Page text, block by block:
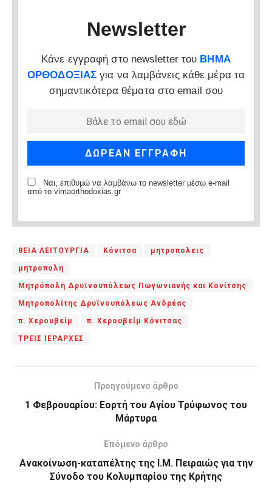
Newsletter
Κάνε εγγραφή στο newsletter του ΒΗΜΑ
ΟΡΘΟΔΟΞΙΑΣ για να λαμβάνεις κάθε μέρα τα
σημαντικότερα θέματα στο email σου
Ναι, επιθυμώ να λαμβάνω το newsletter μέσω e-mail
από το vimaorthodoxias.gr
θΕΙΑ ΛΕΙΤΟΥΡΓΙΑ Κόνιτσα μητροπολεις
μητροπολη
Μητρόπολη Δρυϊνουπόλεως Πωγωνιανής και Κονίτσης
Μητροπολίτης Δρυϊνουπόλεως Ανδρέας
π. Χερουβείμ π. Χερουβείμ Κόνιτσας
ΤΡΕΙΣ ΙΕΡΑΡΧΕΣ
Προηγούμενο άρθρο
1 Φεβρουαρίου: Εορτή του Αγίου Τρύφωνος του
Μάρτυρα
Επόμενο άρθρο
Ανακοίνωση-καταπέλτης της Ι.Μ. Πειραιώς για την
Σύνοδο του Κολυμπαρίου της Κρήτης